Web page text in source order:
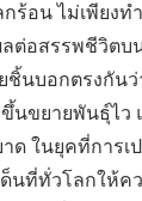
ร้อน ไม่เพียง
ลต่อสรรพชีวิตบ
ยชิ้นบอกตรงกัน
ขึ้นขยายพันธุ์ไ
ด ในยุคที่การ
นที่ทั่วโลกให้ค